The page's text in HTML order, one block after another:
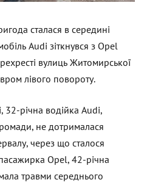
сталася в середині
Audi зіткнувся з Opel
вулиць Житомирської
лівого повороту.
32-річна водійка Audi,
не дотрималася
через що сталося
Opel, 42-річна
травми середнього